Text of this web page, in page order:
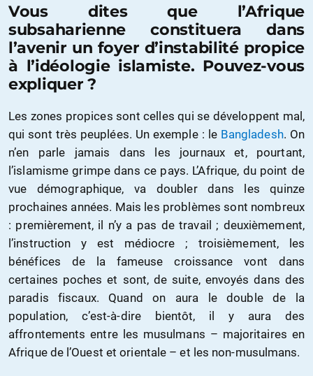
Vous dites que l’Afrique
subsaharienne constituera dans
l’avenir un foyer d’instabilité propice
à l’idéologie islamiste. Pouvez-vous
expliquer ?
Les zones propices sont celles qui se développent mal,
qui sont très peuplées. Un exemple : le Bangladesh. On
n’en parle jamais dans les journaux et, pourtant,
l’islamisme grimpe dans ce pays. L’Afrique, du point de
vue démographique, va doubler dans les quinze
prochaines années. Mais les problèmes sont nombreux
: premièrement, il n’y a pas de travail ; deuxièmement,
l’instruction y est médiocre ; troisièmement, les
bénéfices de la fameuse croissance vont dans
certaines poches et sont, de suite, envoyés dans des
paradis fiscaux. Quand on aura le double de la
population, c’est-à-dire bientôt, il y aura des
affrontements entre les musulmans – majoritaires en
Afrique de l’Ouest et orientale – et les non-musulmans.